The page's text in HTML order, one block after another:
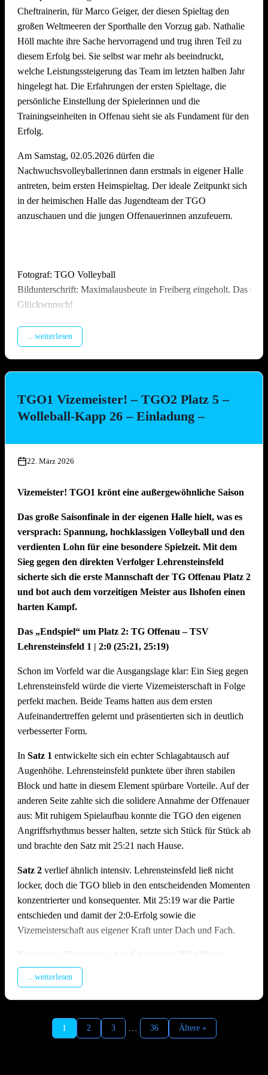
Wir freuen uns schon jetzt auf den5. Offenauer
Beachvolleyball Cup Ende Juni 2027– und hoffen, euch
alle (wieder) auf dem Sand begrüßen zu dürfen!
Cheftrainerin, für Marco Geiger, der diesen Spieltag den
großen Weltmeeren der Sporthalle den Vorzug gab. Nathalie
Höll machte ihre Sache hervorragend und trug ihren Teil zu
diesem Erfolg bei. Sie selbst war mehr als beeindruckt,
welche Leistungssteigerung das Team im letzten halben Jahr
hingelegt hat. Die Erfahrungen der ersten Spieltage, die
persönliche Einstellung der Spielerinnen und die
Trainingseinheiten in Offenau sieht sie als Fundament für den
Erfolg.
Am Samstag, 02.05.2026 dürfen die
Nachwuchsvolleyballerinnen dann erstmals in eigener Halle
antreten, beim ersten Heimspieltag. Der ideale Zeitpunkt sich
in der heimischen Halle das Jugendteam der TGO
anzuschauen und die jungen Offenauerinnen anzufeuern.
Fotograf: TGO Volleyball
Bildunterschrift: Maximalausbeute in Freiberg eingeholt. Das
Glückwunsch!
...weiterlesen
TGO1 Vizemeister! – TGO2 Platz 5 –
Wolleball-Kapp 26 – Einladung –
22. März 2026
Vizemeister! TGO1 krönt eine außergewöhnliche Saison
Das große Saisonfinale in der eigenen Halle hielt, was es
versprach: Spannung, hochklassigen Volleyball und den
verdienten Lohn für eine besondere Spielzeit. Mit dem
Sieg gegen den direkten Verfolger Lehrensteinsfeld
sicherte sich die erste Mannschaft der TG Offenau Platz 2
und bot auch dem vorzeitigen Meister aus Ilshofen einen
harten Kampf.
Das „Endspiel“ um Platz 2: TG Offenau – TSV
Lehrensteinsfeld 1 | 2:0 (25:21, 25:19)
Schon im Vorfeld war die Ausgangslage klar: Ein Sieg gegen
Lehrensteinsfeld würde die vierte Vizemeisterschaft in Folge
perfekt machen. Beide Teams hatten aus dem ersten
Aufeinandertreffen gelernt und präsentierten sich in deutlich
verbesserter Form.
In Satz 1 entwickelte sich ein echter Schlagabtausch auf
Augenhöhe. Lehrensteinsfeld punktete über ihren stabilen
Block und hatte in diesem Element spürbare Vorteile. Auf der
anderen Seite zahlte sich die solidere Annahme der Offenauer
aus: Mit ruhigem Spielaufbau konnte die TGO den eigenen
Angriffsrhythmus besser halten, setzte sich Stück für Stück ab
und brachte den Satz mit 25:21 nach Hause.
Satz 2 verlief ähnlich intensiv. Lehrensteinsfeld ließ nicht
locker, doch die TGO blieb in den entscheidenden Momenten
konzentrierter und konsequenter. Mit 25:19 war die Partie
entschieden und damit der 2:0-Erfolg sowie die
Vizemeisterschaft aus eigener Kraft unter Dach und Fach.
Packender Fight gegen den Champion: TG Offenau –
TSV Ilshofen | 1:2 (19:25, 25:23, 18:25)
Satz 1 geriet die TGO früh in Rückstand, da der enorme
Aufschlagsdruck der Gäste den Spielaufbau erschwerte und
...weiterlesen
1 2 3 … 36 Ältere »